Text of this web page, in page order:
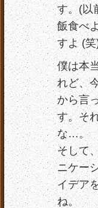
す。(以
飯食べ
すよ (
僕は本
れど、
から言
す。そ
な…。
そして
ニケー
イデア
ね。